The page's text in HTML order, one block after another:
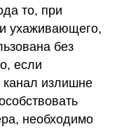
то, при
ухаживающего,
без
если
канал излишне
необходимо